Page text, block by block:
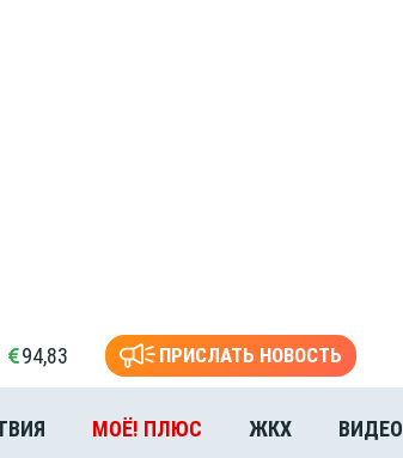
94,83 ПРИСЛАТЬ НОВОСТЬ
МОЁ! ПЛЮС ЖКХ ВИДЕО